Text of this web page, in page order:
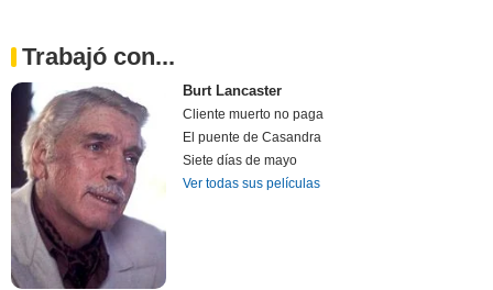
Trabajó con...
Burt Lancaster
Cliente muerto no paga
El puente de Casandra
Siete días de mayo
Ver todas sus películas